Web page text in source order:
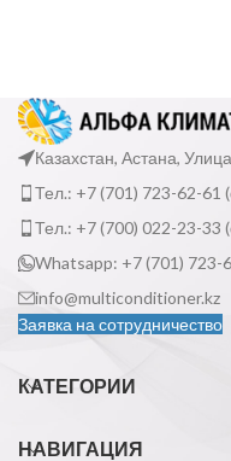
Казахстан, Астана,
Тел.: +7 (701) 723-62-61
Тел.: +7 (700) 022-23-33
Whatsapp: +7 (701) 723-
info@multiconditioner.kz
Заявка на сотрудничество
КАТЕГОРИИ
НАВИГАЦИЯ